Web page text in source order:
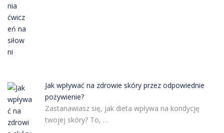
Jak wpływać na zdrowie skóry przez odpowiednie
pożywienie?
Zastanawiasz się, jak dieta wpływa na kondycję
twojej skóry? To, …